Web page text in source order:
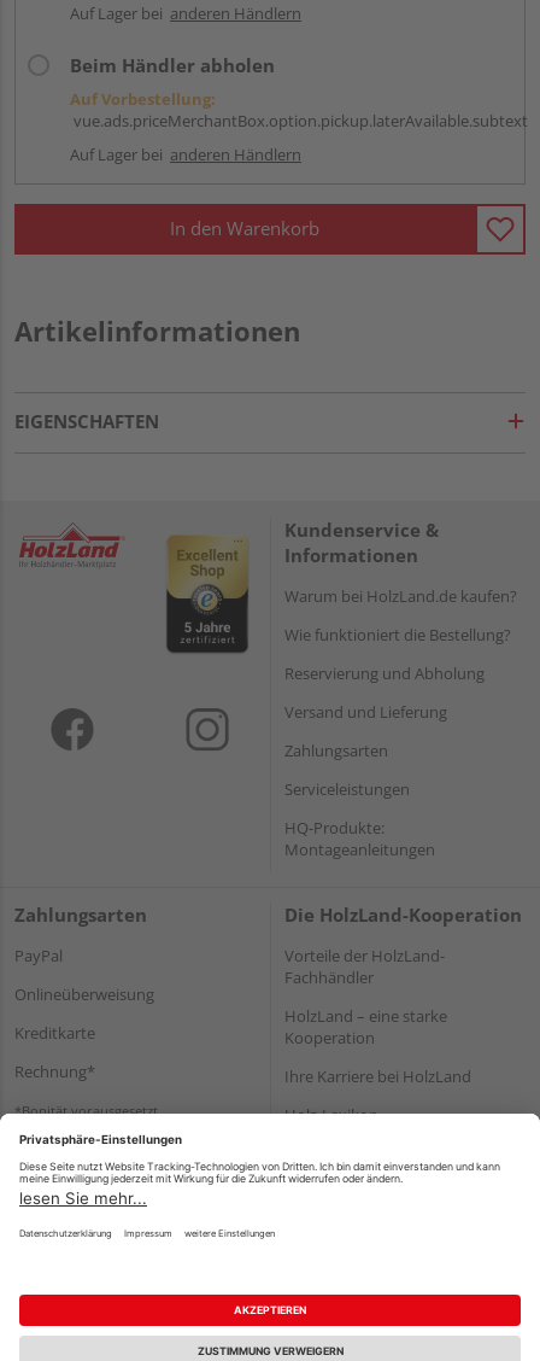
Auf Lager bei anderen Händlern
Beim Händler abholen
Auf Vorbestellung:
vue.ads.priceMerchantBox.option.pickup.laterAvailable.subtext
Auf Lager bei anderen Händlern
In den Warenkorb
Artikelinformationen
EIGENSCHAFTEN
Kundenservice &
Informationen
Warum bei HolzLand.de kaufen?
Wie funktioniert die Bestellung?
Reservierung und Abholung
Versand und Lieferung
Zahlungsarten
Serviceleistungen
HQ-Produkte:
Montageanleitungen
Zahlungsarten
PayPal
Onlineüberweisung
Kreditkarte
Rechnung*
*Bonität vorausgesetzt
Die HolzLand-Kooperation
Vorteile der HolzLand-
Fachhändler
HolzLand – eine starke
Kooperation
Ihre Karriere bei HolzLand
Holz-Lexikon
Impressum Datenschutz
Nutzungsbedingungen
Barrierefreiheitserklärung
Vertrag widerrufen